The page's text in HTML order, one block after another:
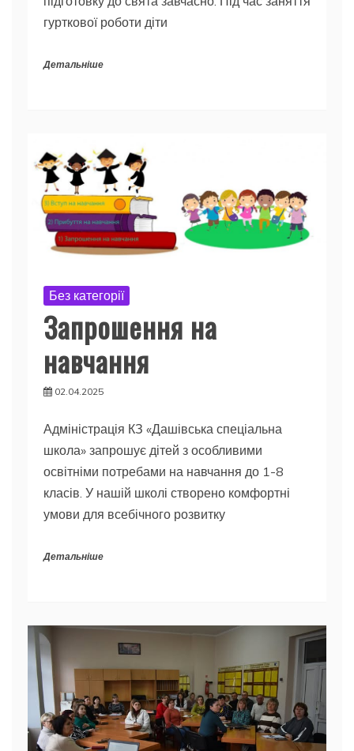
гурткової роботи діти
Детальніше
Без категорії
Запрошення на
навчання
02.04.2025
Адміністрація КЗ «Дашівська спеціальна
школа» запрошує дітей з особливими
освітніми потребами на навчання до 1-8
класів. У нашій школі створено комфортні
умови для всебічного розвитку
Детальніше